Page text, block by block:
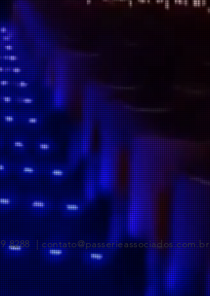
8288 |contato@passerieassociados.com.br